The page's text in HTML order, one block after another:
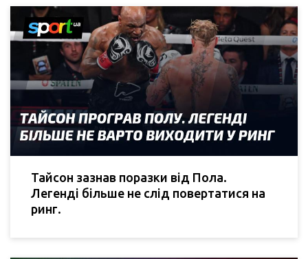
Тайсон зазнав поразки від Пола.
Легенді більше не слід повертатися на
ринг.